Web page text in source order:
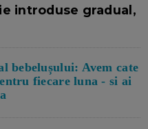
introduse gradual,
bebelușului: Avem cate
fiecare luna - si ai